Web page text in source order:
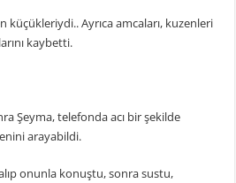
küçükleriydi.. Ayrıca amcaları, kuzenleri
kaybetti.
Şeyma, telefonda acı bir şekilde
arayabildi.
onunla konuştu, sonra sustu,